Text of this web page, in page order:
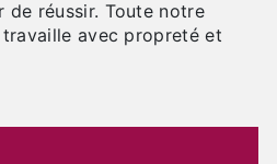
de réussir. Toute notre
avec propreté et